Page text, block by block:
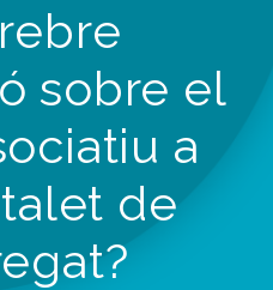
sobre el
a
de